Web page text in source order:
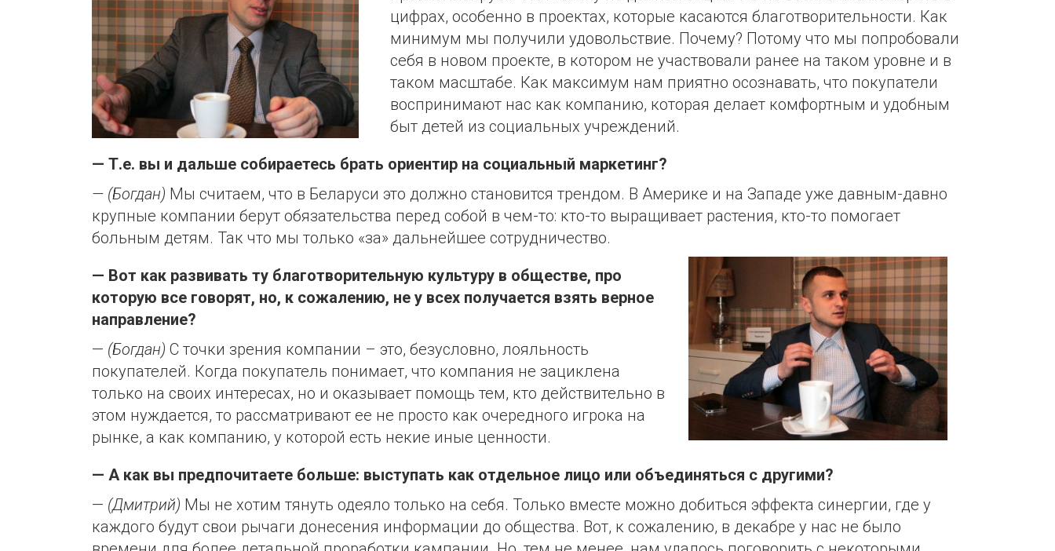
цифрах, особенно в проектах, которые касаются благотворительности. Как
минимум мы получили удовольствие. Почему? Потому что мы попробовали
себя в новом проекте, в котором не участвовали ранее на таком уровне и в
таком масштабе. Как максимум нам приятно осознавать, что покупатели
воспринимают нас как компанию, которая делает комфортным и удобным
быт детей из социальных учреждений.
— Т.е. вы и дальше собираетесь брать ориентир на социальный маркетинг?
— (Богдан) Мы считаем, что в Беларуси это должно становится трендом. В Америке и на Западе уже давным-давно
крупные компании берут обязательства перед собой в чем-то: кто-то выращивает растения, кто-то помогает
больным детям. Так что мы только «за» дальнейшее сотрудничество.
— Вот как развивать ту благотворительную культуру в обществе, про
которую все говорят, но, к сожалению, не у всех получается взять верное
направление?
— (Богдан) С точки зрения компании – это, безусловно, лояльность
покупателей. Когда покупатель понимает, что компания не зациклена
только на своих интересах, но и оказывает помощь тем, кто действительно в
этом нуждается, то рассматривают ее не просто как очередного игрока на
рынке, а как компанию, у которой есть некие иные ценности.
— А как вы предпочитаете больше: выступать как отдельное лицо или объединяться с другими?
— (Дмитрий) Мы не хотим тянуть одеяло только на себя. Только вместе можно добиться эффекта синергии, где у
каждого будут свои рычаги донесения информации до общества. Вот, к сожалению, в декабре у нас не было